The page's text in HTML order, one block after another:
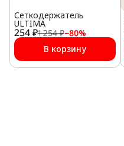
254 ₽1 254 ₽−80%
Сеткодержатель
ULTIMA
В корзину